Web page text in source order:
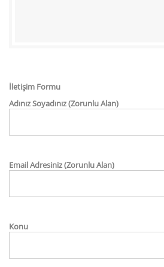
İletişim Formu
Adınız Soyadınız (Zorunlu Alan)
Email Adresiniz (Zorunlu Alan)
Konu